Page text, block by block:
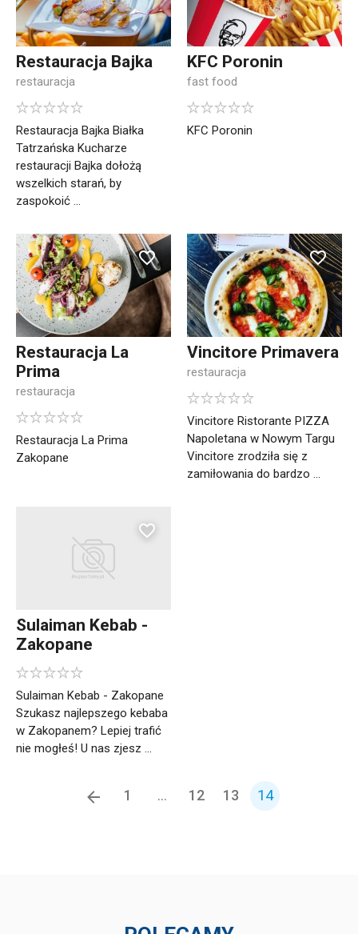
Restauracja Bajka
restauracja
Restauracja Bajka Białka
Tatrzańska Kucharze
restauracji Bajka dołożą
wszelkich starań, by
zaspokoić ...
KFC Poronin
fast food
KFC Poronin
Restauracja La
Prima
restauracja
Restauracja La Prima
Zakopane
Vincitore Primavera
restauracja
Vincitore Ristorante PIZZA
Napoletana w Nowym Targu
Vincitore zrodziła się z
zamiłowania do bardzo ...
Sulaiman Kebab -
Zakopane
Sulaiman Kebab - Zakopane
Szukasz najlepszego kebaba
w Zakopanem? Lepiej trafić
nie mogłeś! U nas zjesz ...
1 ... 12 13 14